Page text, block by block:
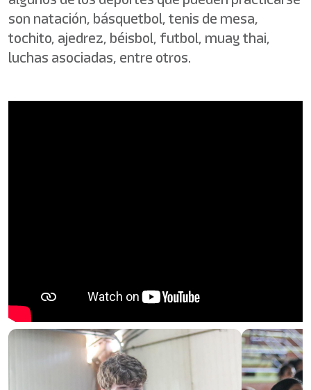
son natación, básquetbol, tenis de mesa,
tochito, ajedrez, béisbol, futbol, muay thai,
luchas asociadas, entre otros.